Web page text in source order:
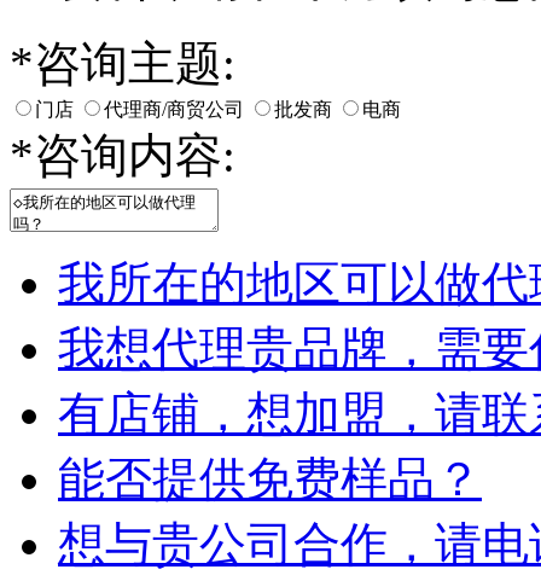
*咨询主题:
门店 代理商/商贸公司 批发商 电商
*咨询内容:
我所在的地区可以做
我想代理贵品牌，需
有店铺，想加盟，请
能否提供免费样品？
想与贵公司合作，请